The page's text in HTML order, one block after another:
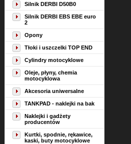
Silnik DERBI D50B0
Silnik DERBI EBS EBE euro
2
Opony
Tłoki i uszczelki TOP END
Cylindry motocyklowe
Oleje, płyny, chemia
motocyklowa
Akcesoria uniwersalne
TANKPAD - naklejki na bak
Naklejki i gadżety
producentów
Kurtki, spodnie, rękawice,
kaski, buty motocyklowe